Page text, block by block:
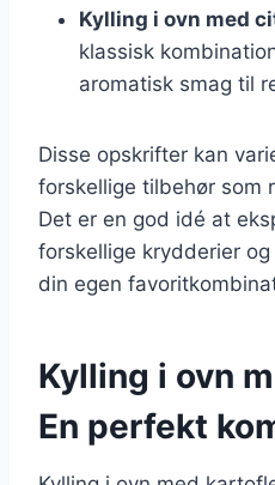
Kylling i ovn med
klassisk
aromatisk smag til
Disse opskrifter kan
forskellige tilbehør som
Det er en god idé at
forskellige krydderier
din egen
Kylling i ovn
En perfekt